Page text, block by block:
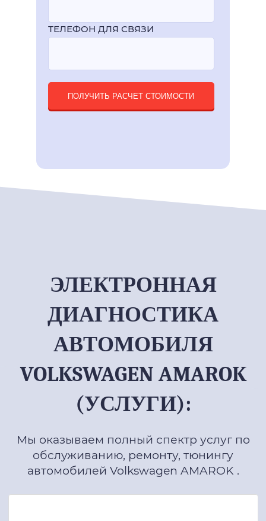
ТЕЛЕФОН ДЛЯ СВЯЗИ
ПОЛУЧИТЬ РАСЧЕТ СТОИМОСТИ
ЭЛЕКТРОННАЯ
ДИАГНОСТИКА
АВТОМОБИЛЯ
VOLKSWAGEN AMAROK
(УСЛУГИ):
Мы оказываем полный спектр услуг по
обслуживанию, ремонту, тюнингу
автомобилей Volkswagen AMAROK .